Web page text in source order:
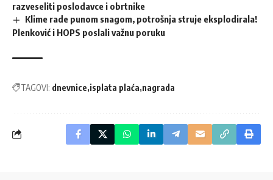
razveseliti poslodavce i obrtnike
Klime rade punom snagom, potrošnja struje eksplodirala!
Plenković i HOPS poslali važnu poruku
TAGOVI: dnevnice isplata plaća nagrada